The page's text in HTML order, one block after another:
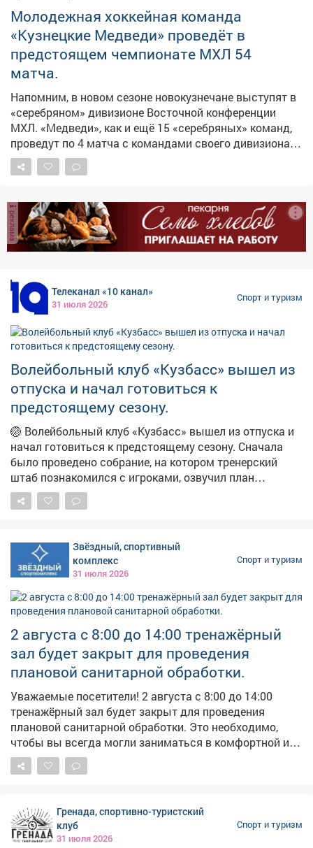
Молодежная хоккейная команда
«Кузнецкие Медведи» проведёт в
предстоящем чемпионате МХЛ 54
матча.
Напомним, в новом сезоне новокузнечане выступят в
«серебряном» дивизионе Восточной конференции
МХЛ. «Медведи», как и ещё 15 «серебряных» команд,
проведут по 4 матча с командами своего дивизиона,
ещё по 2 - с соперниками из «золотого» своей
конференции, 4 встречи − с западными коллективами
дополнительных игры, которые нужны, чтобы довести
число матчей до 54. Друг с другом сыграют
соперники равного уровня. Регулярный чемпионат
пройдёт с 6 сентября 2026-го по 22 марта 2027 года. В
Кубок Вызова в феврале. «Кузнецкие Медведи» начнут
«регулярку» 13 сентября домашним поединком против
реклама
Телеканал «10 канал»
31 июля 2026
Спорт и туризм
Волейбольный клуб «Кузбасс» вышел из
отпуска и начал готовиться к
предстоящему сезону.
🏐 Волейбольный клуб «Кузбасс» вышел из отпуска и
начал готовиться к предстоящему сезону. Сначала
было проведено собрание, на котором тренерский
штаб познакомился с игроками, озвучил план
предсезонной подготовки и обозначил методы
работы. Напомним, буквально накануне сбора
Зинько избавился от приставки и.о. и стал
полноправным наставником. #новости10канала
Звёздный, спортивный
комплекс
31 июля 2026
Спорт и туризм
2 августа с 8:00 до 14:00 тренажёрный
зал будет закрыт для проведения
плановой санитарной обработки.
Уважаемые посетители! 2 августа с 8:00 до 14:00
тренажёрный зал будет закрыт для проведения
плановой санитарной обработки. Это необходимо,
чтобы вы всегда могли заниматься в комфортной и
безопасной обстановке. Будем рады видеть вас после
14:00! Спасибо за понимание.
Гренада, спортивно-туристский
клуб
31 июля 2026
Спорт и туризм